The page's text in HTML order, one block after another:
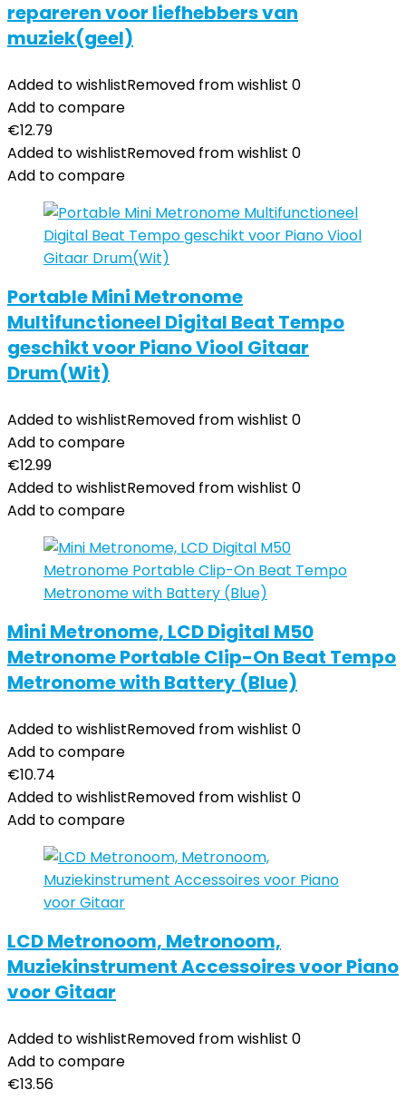
repareren voor liefhebbers van
muziek(geel)
Added to wishlistRemoved from wishlist 0
Add to compare
€12.79
Added to wishlistRemoved from wishlist 0
Add to compare
Portable Mini Metronome
Multifunctioneel Digital Beat Tempo
geschikt voor Piano Viool Gitaar
Drum(Wit)
Added to wishlistRemoved from wishlist 0
Add to compare
€12.99
Added to wishlistRemoved from wishlist 0
Add to compare
Mini Metronome, LCD Digital M50
Metronome Portable Clip-On Beat Tempo
Metronome with Battery (Blue)
Added to wishlistRemoved from wishlist 0
Add to compare
€10.74
Added to wishlistRemoved from wishlist 0
Add to compare
LCD Metronoom, Metronoom,
Muziekinstrument Accessoires voor Piano
voor Gitaar
Added to wishlistRemoved from wishlist 0
Add to compare
€13.56